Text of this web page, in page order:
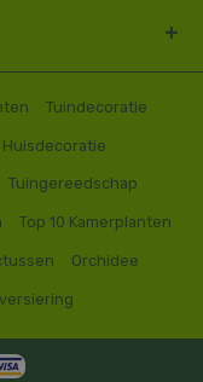
Tuindecoratie
Huisdecoratie
Tuingereedschap
Top 10 Kamerplanten
Orchidee